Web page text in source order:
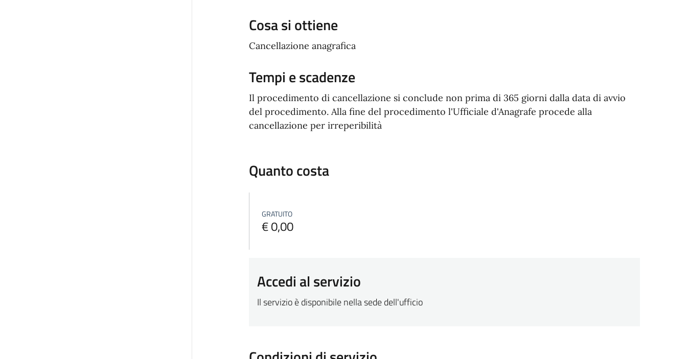
Cosa si ottiene
Cancellazione anagrafica
Tempi e scadenze
Il procedimento di cancellazione si conclude non prima di 365 giorni dalla data di avvio
del procedimento. Alla fine del procedimento l'Ufficiale d'Anagrafe procede alla
cancellazione per irreperibilità
Quanto costa
GRATUITO
€ 0,00
Accedi al servizio
Il servizio è disponibile nella sede dell'ufficio